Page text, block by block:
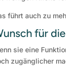
führt auch zu
für
sie eine
zugänglicher